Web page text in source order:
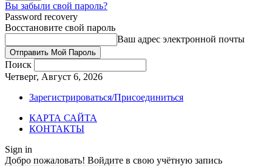
Вы забыли свой пароль?
Password recovery
Восстановите свой пароль
Ваш адрес электронной почты
Поиск
Четверг, Август 6, 2026
Зарегистрироваться/Присоединиться
КАРТА САЙТА
КОНТАКТЫ
Sign in
Добро пожаловать! Войдите в свою учётную запись